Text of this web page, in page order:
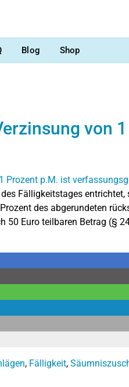
Blog Shop
von
Fälligkeitstages
des abgerundeten
50 Euro teilbaren Betrag (§
, Fälligkeit,